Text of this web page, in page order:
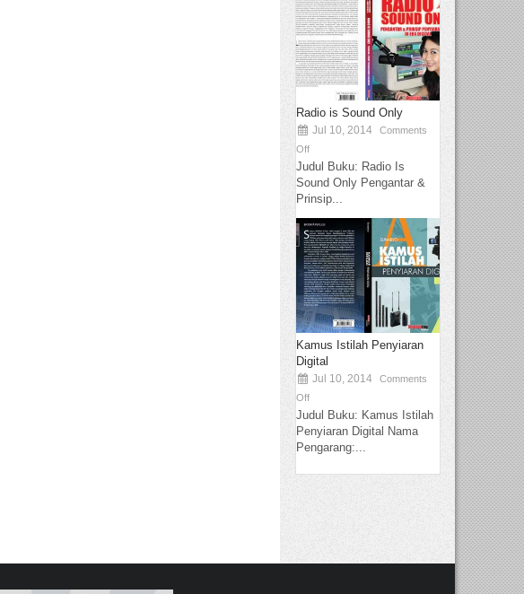
Radio is Sound Only
Jul 10, 2014
Comments
Off
Judul Buku: Radio Is
Sound Only Pengantar &
Prinsip...
Kamus Istilah Penyiaran
Digital
Jul 10, 2014
Comments
Off
Judul Buku: Kamus Istilah
Penyiaran Digital Nama
Pengarang:...